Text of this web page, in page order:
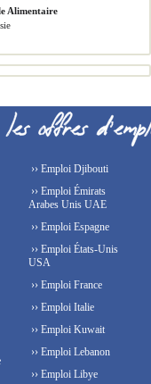
Alimentaire
›› Emploi Djibouti
›› Emploi Émirats
Arabes Unis UAE
›› Emploi Espagne
›› Emploi États-Unis
USA
›› Emploi France
›› Emploi Italie
›› Emploi Kuwait
›› Emploi Lebanon
›› Emploi Libye